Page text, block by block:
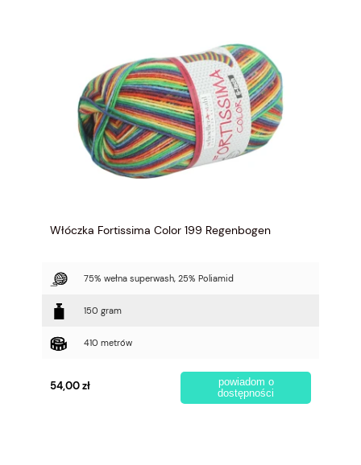
Włóczka Fortissima Color 199 Regenbogen
75% wełna superwash, 25% Poliamid
150 gram
410 metrów
54,00 zł
powiadom o
dostępności